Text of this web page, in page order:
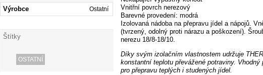
Výrobce
Ostatní
Štítky
OSTATNÍ
Vnitřní povrch nerezový
Barevné provedení: modrá
Izolovaná nádobana přepravu jídel a nápojů.
(tvrzený, odolný proti nárazu a poškození).
nerezu 18/8-18/10.
Díky svým izolačním vlastnostem udržuje
konstantníteplotu převážené potraviny. Vhodný
pro přepravu teplých i studených jídel.